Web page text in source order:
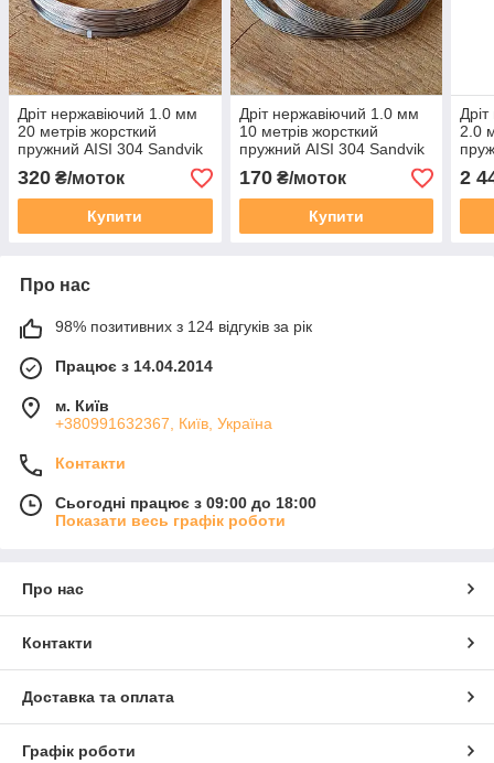
Дріт нержавіючий 1.0 мм
20 метрів жорсткий
пружний AISI 304 Sandvik
320 ₴/моток
Купити
Дріт нержавіючий 1.0 мм
10 метрів жорсткий
пружний AISI 304 Sandvik
170₴/моток
Купити
2.0
2
Про нас
98% позитивних з 124 відгуків за рік
Працює з 14.04.2014
м. Київ
+380991632367, Київ, Україна
Контакти
Сьогодні працює з 09:00 до 18:00
Показати весь графік роботи
Про нас
Контакти
Доставка та оплата
Графік роботи